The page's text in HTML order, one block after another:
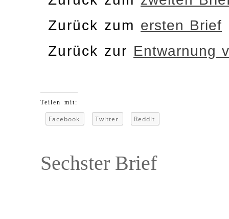
Zurück zum ersten Brief
Zurück zur Entwarnung
Teilen mit:
Facebook Twitter Reddit
Sechster Brief